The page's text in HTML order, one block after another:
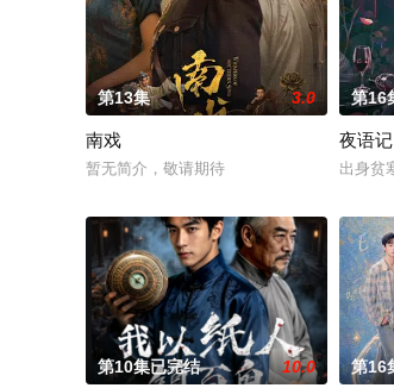
第13集 3.0
南戏
暂无简介，敬请期待
第16
夜语记
出身贫
第10集已完结 10.0 第16